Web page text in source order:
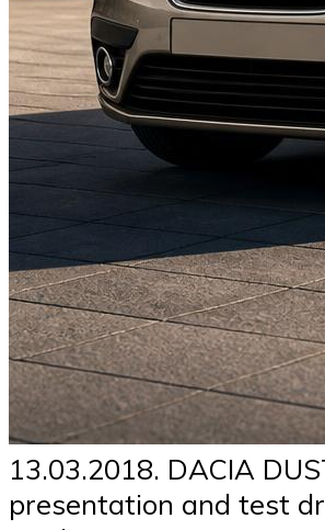
13.03.2018. DACIA
presentation and test